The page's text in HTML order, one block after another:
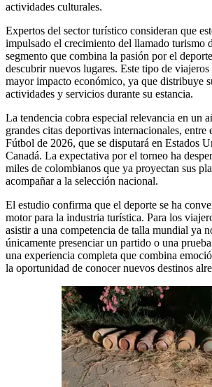
actividades culturales.
Expertos del sector turístico consideran que
impulsado el crecimiento del llamado turismo
segmento que combina la pasión por el
descubrir nuevos lugares. Este tipo de viajeros
mayor impacto económico, ya que distribuye
actividades y servicios durante su estancia.
La tendencia cobra especial relevancia en un
grandes citas deportivas internacionales,
Fútbol de 2026, que se disputará en Estados
Canadá. La expectativa por el torneo ha
miles de colombianos que ya proyectan sus
acompañar a la selección nacional.
El estudio confirma que el deporte se ha
motor para la industria turística. Para los
asistir a una competencia de talla mundial ya
únicamente presenciar un partido o una
una experiencia completa que combina
la oportunidad de conocer nuevos destinos